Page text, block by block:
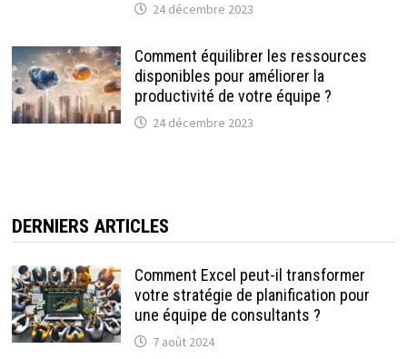
24 décembre 2023
Comment équilibrer les ressources
disponibles pour améliorer la
productivité de votre équipe ?
24 décembre 2023
DERNIERS ARTICLES
Comment Excel peut-il transformer
votre stratégie de planification pour
une équipe de consultants ?
7 août 2024